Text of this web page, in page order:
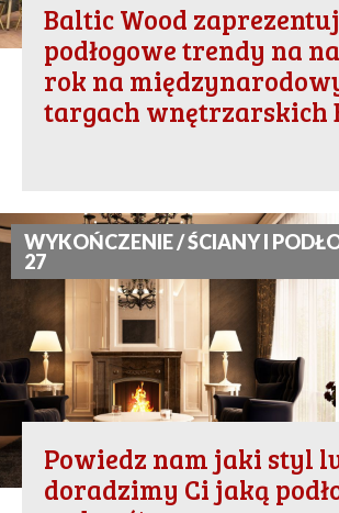
Baltic Wood
podłogowe trendy na
rok na
targach wnętrzarskich
WYKOŃCZENIE / ŚCIANY I
27
Powiedz nam jaki styl
doradzimy Ci jaką